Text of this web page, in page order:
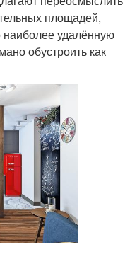
площадей,
наиболее удалённую
обустроить как